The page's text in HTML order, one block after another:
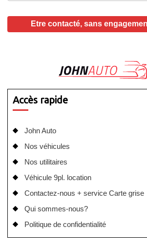
Accès rapide
John Auto
Nos véhicules
Nos utilitaires
Véhicule 9pl. location
Contactez-nous + service Carte grise
Qui sommes-nous?
Politique de confidentialité